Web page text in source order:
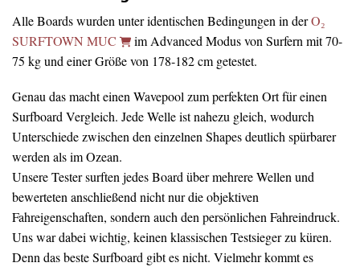
Alle Boards wurden unter identischen Bedingungen in derO₂
SURFTOWN MUC
im Advanced Modus von Surfern mit 70-
75 kg und einer Größe von 178-182 cm getestet.
Genau das macht einen Wavepool zum perfekten Ort für einen
Surfboard Vergleich. Jede Welle ist nahezu gleich, wodurch
Unterschiede zwischen den einzelnen Shapes deutlich spürbarer
werden als im Ozean.
Unsere Tester surften jedes Board über mehrere Wellen und
bewerteten anschließend nicht nur die objektiven
Fahreigenschaften, sondern auch den persönlichen Fahreindruck.
Uns war dabei wichtig, keinen klassischen Testsieger zu küren.
Denn das beste Surfboard gibt es nicht. Vielmehr kommt es